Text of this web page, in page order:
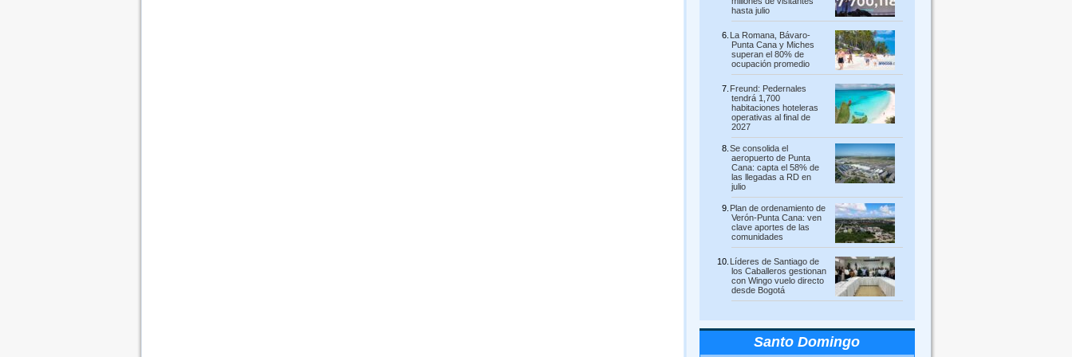
hasta julio
La Romana, Bávaro-
Punta Cana y Miches
superan el 80% de
ocupación promedio
Freund: Pedernales
tendrá 1,700
habitaciones hoteleras
operativas al final de
2027
Se consolida el
aeropuerto de Punta
Cana: capta el 58% de
las llegadas a RD en
julio
Plan de ordenamiento de
Verón-Punta Cana: ven
clave aportes de las
comunidades
Líderes de Santiago de
los Caballeros gestionan
con Wingo vuelo directo
desde Bogotá
Santo Domingo